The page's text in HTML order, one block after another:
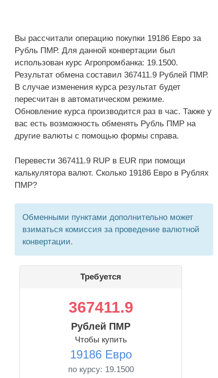
Вы рассчитали операцию покупки 19186 Евро за
Рубль ПМР. Для данной конвертации был
использован курс Агропромбанка: 19.1500.
Результат обмена составил 367411.9 Рублей ПМР.
В случае изменения курса результат будет
пересчитан в автоматическом режиме.
Обновление курса производится раз в час. Также у
вас есть возможность обменять Рубль ПМР на
другие валюты с помощью формы справа.
Перевести 367411.9 RUP в EUR при помощи
калькулятора валют. Сколько 19186 Евро в Рублях
ПМР?
Обменными пунктами дополнительно может
взиматься комиссия за проведение валютной
конвертации.
Требуется
367411.9
Рублей ПМР
Чтобы купить
19186 Евро
по курсу: 19.1500